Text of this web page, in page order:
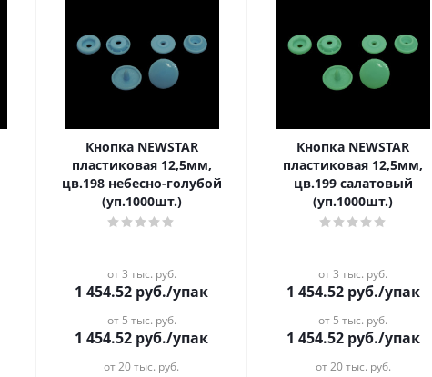
Кнопка NEWSTAR
пластиковая 12,5мм,
цв.198 небесно-голубой
(уп.1000шт.)
от 3 тыс. руб.
1 454.52 руб./упак
от 5 тыс. руб.
1 454.52 руб./упак
от 20 тыс. руб.
Кнопка NEWSTAR
пластиковая 12,5мм,
цв.199 салатовый
(уп.1000шт.)
от 3 тыс. руб.
1 454.52руб./упак
от 5 тыс. руб.
1 454.52руб./упак
от 20 тыс. руб.